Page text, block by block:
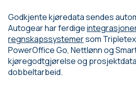
Godkjente kjøredata sendes
Autogear har ferdige
regnskapssystemersom
PowerOffice Go, Nettlønn og
kjøregodtgjørelse og
dobbeltarbeid.